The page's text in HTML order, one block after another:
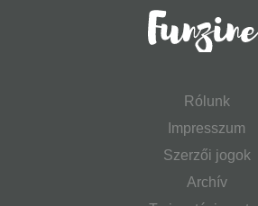
Rólunk
Impresszum
Szerzői jogok
Archív